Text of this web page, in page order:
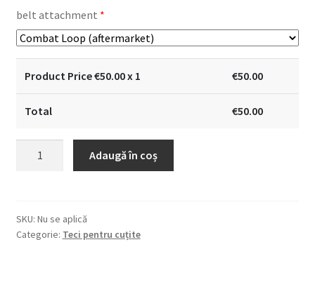
belt attachment *
Product Price €50.00x 1 €50.00
Total €50.00
Adaugă în coș
SKU: Nu se aplică
Categorie: Teci pentru cuțite